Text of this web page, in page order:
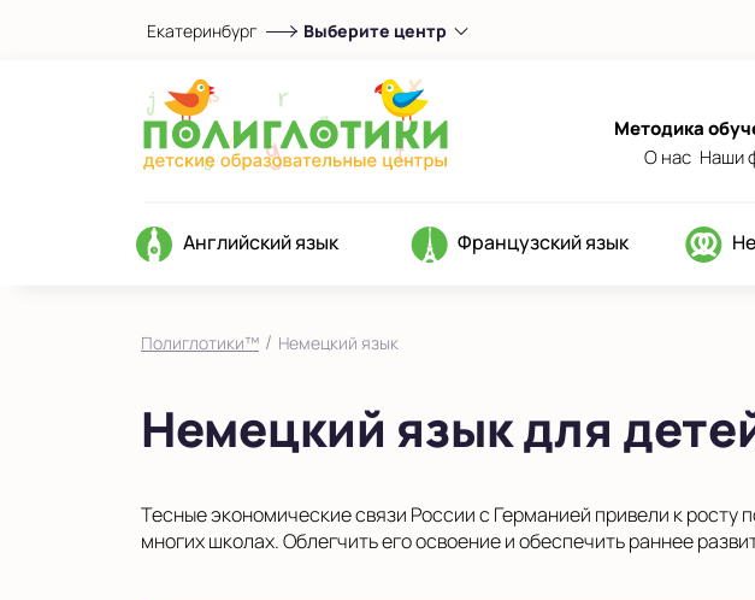
Екатеринбург Выберите центр
Выберите центр
в Кировском районе
в Юго-Западном районе
Показать на карте
Методика
О нас Наши
Английский язык Французский язык
Полиглотики™ / Немецкий язык
Немецкий язык для
Тесные экономические связи России с Германией привели к росту
многих школах. Облегчить его освоение и обеспечить раннее